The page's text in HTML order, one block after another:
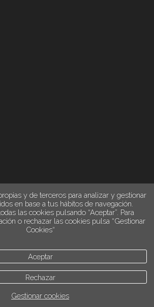
y de terceros para analizar y gestionar
en base a tus hábitos de navegación.
las cookies pulsando “Aceptar”. Para
o rechazar las cookies pulsa “Gestionar
Cookies“
Aceptar
Rechazar
Gestionar cookies